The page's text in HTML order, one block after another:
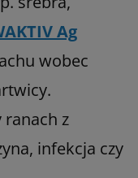
Ag
wobec
ranach z
infekcja czy